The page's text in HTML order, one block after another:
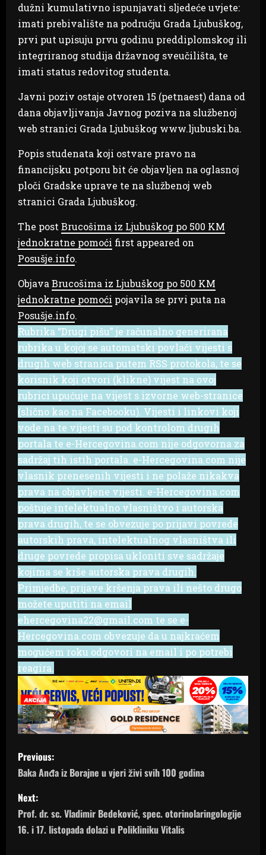
dužni kumulativno ispunjavati sljedeće uvjete:
imati prebivalište na području Grada Ljubuškog,
prvi put upisuju prvu godinu preddiplomskog ili
integriranog studija državnog sveučilišta, te
imati status redovitog studenta.
Javni poziv ostaje otvoren 15 (petnaest) dana od
dana objavljivanja Javnog poziva na službenoj
web stranici Grada Ljubuškog www.ljubuski.ba.
Popis studenata koji ostvare pravo na
financijsku potporu bit će objavljen na oglasnoj
ploči Gradske uprave te na službenoj web
stranici Grada Ljubuškog.
The post Brucošima iz Ljubuškog po 500 KM
jednokratne pomoći first appeared on
Posušje.info.
Objava Brucošima iz Ljubuškog po 500 KM
jednokratne pomoći pojavila se prvi puta na
Posušje.info.
Rubrika “Drugi pišu” je računalno generirana
rubrika u kojoj se automatski povlači vijesti s
drugih web stranica putem RSS protokola, te se
korisnik koji otvori (klikne) vijest na ovoj
rubrici upućuje na vijest s izvorne web-stranice
(slično kao na Facebooku). Vijesti i linkovi koji
vode na te vijesti su pod kontrolom drugih
portala te e-Hercegovina.com nije odgovorna za
sadržaj tih istih portala. e-Hercegovina.com nije
vlasnik prenesenih vijesti i ne polaže nikakva
prava na objavljene vijesti. e-Hercegovina.com
poštuje intelektualno vlasništvo i autorska
prava drugih, te se obvezuje po prijavi povrede
autorskih prava, intelektualnog vlasništva ili
druge povrede propisa ukloniti sve sadržaje
kojima se krše autorska prava drugih.
Primjedbe, prijave kršenja prava ili nešto drugo
možete uputiti na email
ehercegovina22@gmail.com te se e-
Hercegovina.com obvezuje da u najkraćem
mogućem roku odgovori na email i po potrebi
reagira.
P
o
s
t
Previous:
Baka Anđa iz Borajne u vjeri živi svih 100 godina
Next:
Prof. dr. sc. Vladimir Bedeković, spec. otorinolaringologije
16. i 17. listopada dolazi u Polikliniku Vitalis